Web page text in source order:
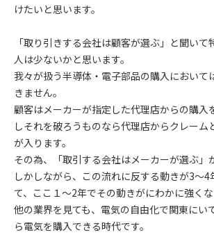
けたいと思います。
「取り引きする会社は顧客が選ぶ」と聞いて
人は少ないかと思います。
我々が扱う半導体・電子部品の購入において
きません。
顧客はメーカーが指定した代理店からの購入
しそれを破ろうものなら代理店からクレーム
が入ります。
その為、「取引する会社はメーカーが選ぶ」
しかしながら、この流れに反する動きが3～4
て、ここ１～2年でその動きがにわかに強くな
他の業界を見ても、電気の自由化で関東にい
ら電気を購入できる時代です。